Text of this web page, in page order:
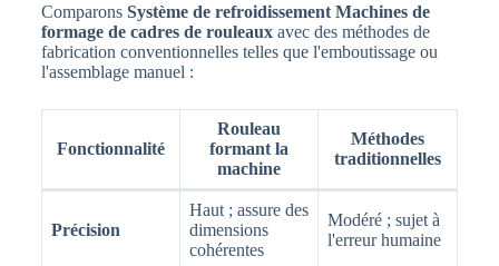
Comparons Système de refroidissement Machines de
formage de cadres de rouleauxavec des méthodes de
fabrication conventionnelles telles que l'emboutissage ou
l'assemblage manuel :
Fonctionnalité
Rouleau
formant la
machine
Méthodes
traditionnelles
Précision
Haut ; assure des
dimensions
cohérentes
Modéré ; sujet à
l'erreur humaine